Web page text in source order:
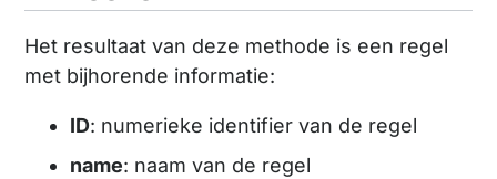
Het resultaat van deze methode is een regel
met bijhorende informatie:
ID: numerieke identifier van de regel
name: naam van de regel